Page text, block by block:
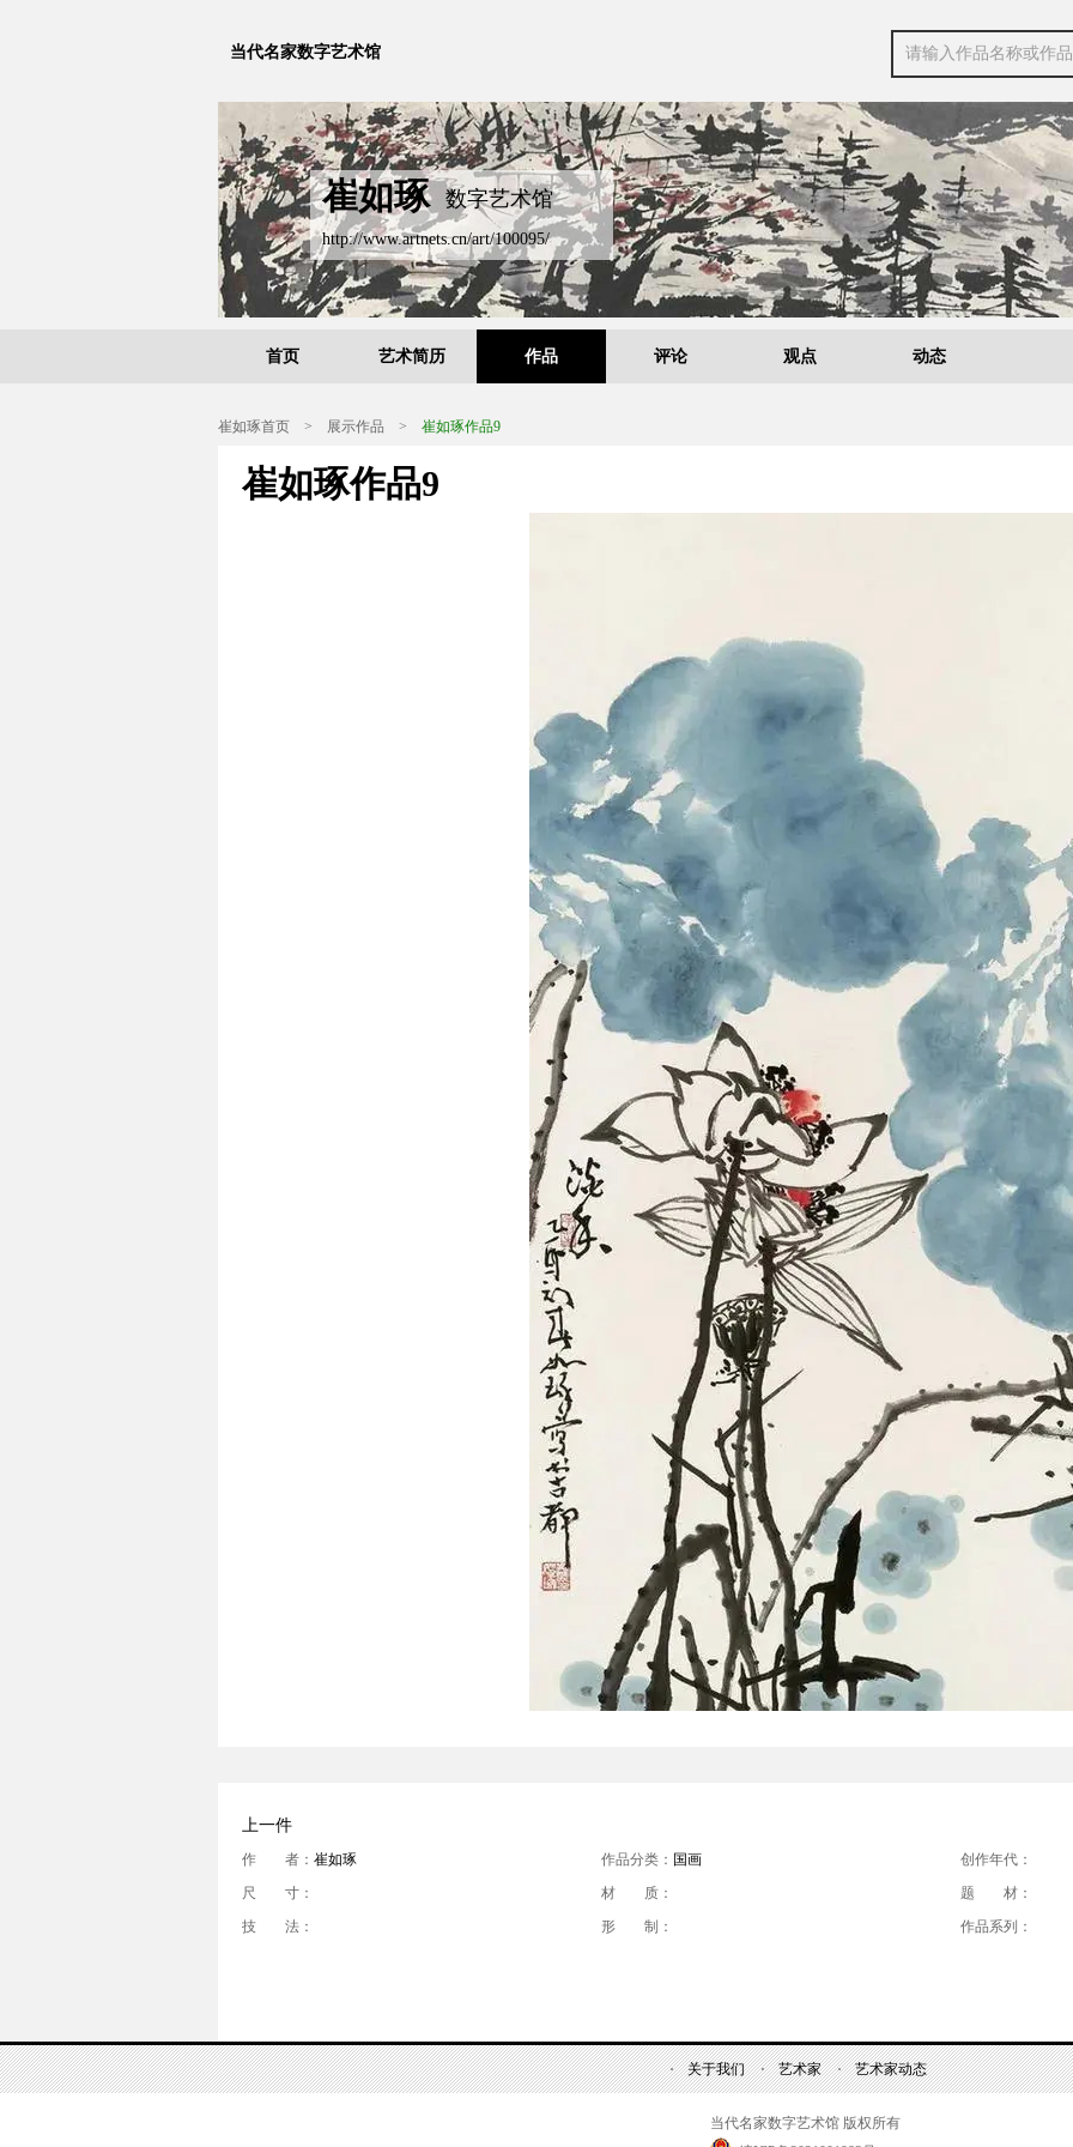
当代名家数字艺术馆
崔如琢 数字艺术馆
http://www.artnets.cn/art/100095/
首页 艺术简历 作品 评论 观点 动态
崔如琢首页 > 展示作品 > 崔如琢作品9
崔如琢作品9
上一件
作 者： 崔如琢 作品分类： 国画
创作年代：
尺 寸：
材 质：
题 材：
技 法：
形 制： 作品系列：
关于我们 艺术家 艺术家动态
当代名家数字艺术馆 版权所有